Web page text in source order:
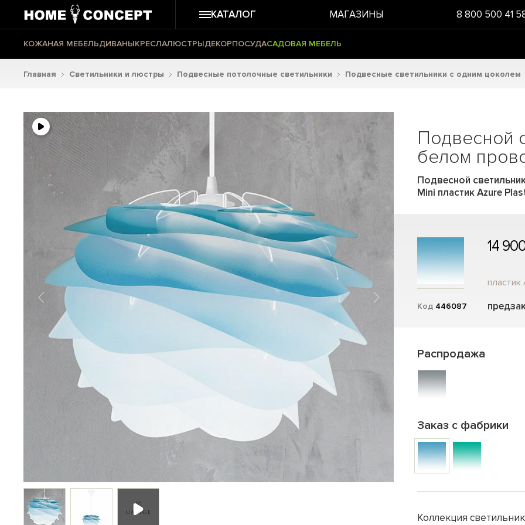
КАТАЛОГ МАГАЗИНЫ 8 800 500 41
КОЖАНАЯ МЕБЕЛЬДИВАНЫКРЕСЛАЛЮСТРЫДЕКОРПОСУДАСАДОВАЯ МЕБЕЛЬ
Главная Светильники и люстры Подвесные потолочные светильники Подвесные светильники с одним цоколем
Подвесной
белом
Подвесной
Mini пластик Azure
Код 446087
14
пластик
Распродажа
Заказ с фабрики
Коллекция